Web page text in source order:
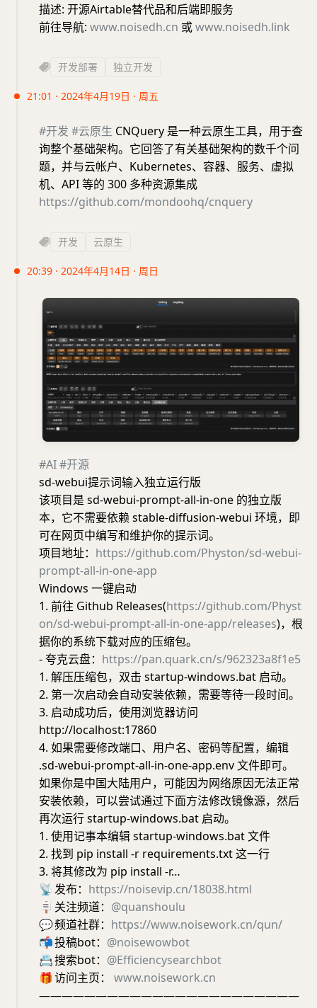
描述: 开源Airtable替代品和后端即服务
前往导航: www.noisedh.cn 或www.noisedh.link
开发部署 独立开发
21:01 · 2024年4月19日 · 周五
#开发 #云原生 CNQuery 是一种云原生工具，用于查
询整个基础架构。它回答了有关基础架构的数千个问
题，并与云帐户、Kubernetes、容器、服务、虚拟
机、API 等的 300 多种资源集成
https://github.com/mondoohq/cnquery
开发 云原生
20:39 · 2024年4月14日 · 周日
#AI#开源
sd-webui提示词输入独立运行版
该项目是 sd-webui-prompt-all-in-one 的独立版
本，它不需要依赖 stable-diffusion-webui 环境，即
可在网页中编写和维护你的提示词。
项目地址： https://github.com/Physton/sd-webui-
prompt-all-in-one-app
Windows 一键启动
1. 前往 Github Releases(https://github.com/Physt
on/sd-webui-prompt-all-in-one-app/releases)，根
据你的系统下载对应的压缩包。
- 夸克云盘： https://pan.quark.cn/s/962323a8f1e5
1. 解压压缩包，双击 startup-windows.bat 启动。
2. 第一次启动会自动安装依赖，需要等待一段时间。
3. 启动成功后，使用浏览器访问
http://localhost:17860
4. 如果需要修改端口、用户名、密码等配置，编辑
.sd-webui-prompt-all-in-one-app.env 文件即可。
如果你是中国大陆用户，可能因为网络原因无法正常
安装依赖，可以尝试通过下面方法修改镜像源，然后
再次运行 startup-windows.bat 启动。
1. 使用记事本编辑 startup-windows.bat 文件
2. 找到 pip install -r requirements.txt 这一行
3. 将其修改为 pip install -r…
📡发布： https://noisevip.cn/18038.html
🪧 关注频道： @quanshoulu
💬频道社群： https://www.noisework.cn/qun/
📬投稿bot： @noisewowbot
📇搜索bot： @Efficiencysearchbot
🎁访问主页： www.noisework.cn
———————————————————————